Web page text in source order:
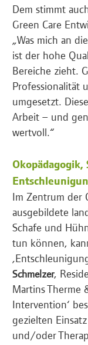
Dem stimmt
Green Care
„Was mich an
ist der hohe
Bereiche zieht.
Professionalität
umgesetzt.
Arbeit – und
wertvoll.“
Im Zentrum der
ausgebildete
Schafe und
tun können,
Schmelzer,
Martins Therme
Intervention‘
gezielten
und/oder